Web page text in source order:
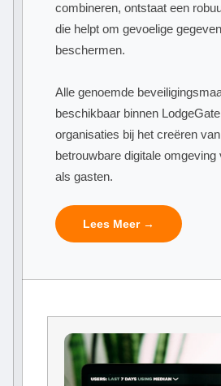
combineren, ontstaat een
die helpt om gevoelige
beschermen.
Alle genoemde
beschikbaar binnen
organisaties bij het creëren
betrouwbare digitale
als gasten.
Lees Meer →